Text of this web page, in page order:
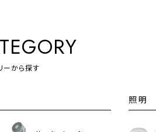
ーから探す
照明